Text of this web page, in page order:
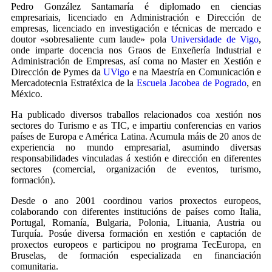
Pedro González Santamaría é diplomado en ciencias
empresariais, licenciado en Administración e Dirección de
empresas, licenciado en investigación e técnicas de mercado e
doutor «sobresaliente cum laude» polaUniversidade de Vigo,
onde imparte docencia nos Graos de Enxeñería Industrial e
Administración de Empresas, así coma no Master en Xestión e
Dirección de Pymes da UVigo e na Maestría en Comunicación e
Mercadotecnia Estratéxica de la Escuela Jacobea de Pogrado, en
México.
Ha publicado diversos traballos relacionados coa xestión nos
sectores do Turismo e as TIC, e impartiu conferencias en varios
países de Europa e América Latina. Acumula máis de 20 anos de
experiencia no mundo empresarial, asumindo diversas
responsabilidades vinculadas á xestión e dirección en diferentes
sectores (comercial, organización de eventos, turismo,
formación).
Desde o ano 2001 coordinou varios proxectos europeos,
colaborando con diferentes institucións de países como Italia,
Portugal, Romanía, Bulgaria, Polonia, Lituania, Austria ou
Turquía. Posúe diversa formación en xestión e captación de
proxectos europeos e participou no programa TecEuropa, en
Bruselas, de formación especializada en financiación
comunitaria.